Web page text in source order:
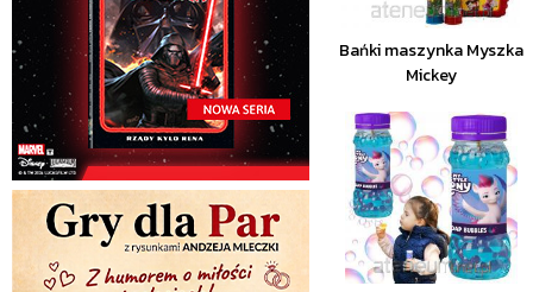
Bańki maszynka Myszka
Mickey